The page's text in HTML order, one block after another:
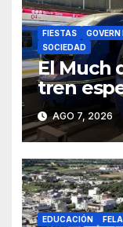
FIESTAS GOVERN
SOCIEDAD
El Much
tren
AGO 7, 2026
EDUCACIÓN